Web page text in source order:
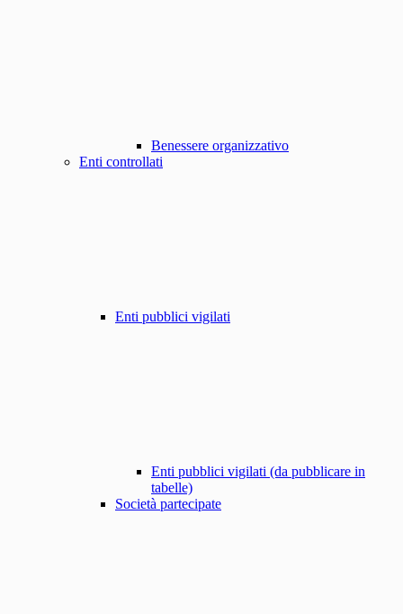
Benessere organizzativo
Enti controllati
Enti pubblici vigilati
Enti pubblici vigilati (da pubblicare in
tabelle)
Società partecipate